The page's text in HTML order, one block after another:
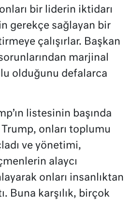
bir liderin iktidarı
gerekçe sağlayan bir
çalışırlar. Başkan
marjinal
olduğunu defalarca
listesinin başında
Trump, onları toplumu
ve yönetimi,
alaycı
onları insanlıktan
Buna karşılık, birçok